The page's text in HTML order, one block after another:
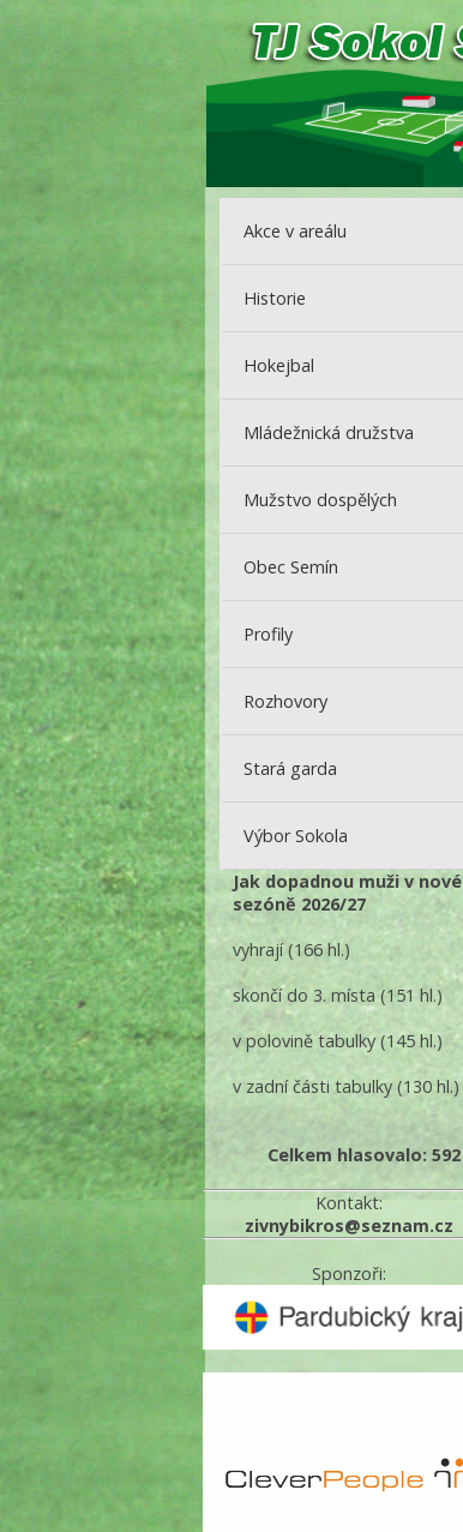
Akce v areálu
Historie
Hokejbal
Mládežnická družstva
Mužstvo dospělých
Obec Semín
Profily
Rozhovory
Stará garda
Výbor Sokola
Jak dopadnou muži v nové
sezóně 2026/27
vyhrají(166 hl.)
skončí do 3. místa(151 hl.)
v polovině tabulky(145 hl.)
v zadní části tabulky (130 hl.)
Celkem hlasovalo: 592
Kontakt:
zivnybikros@seznam.cz
Sponzoři: